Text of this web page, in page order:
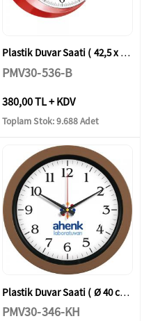
Plastik Duvar Saati ( 42,5 x 30,5 cm )
PMV30-536-B
380,00 TL + KDV
Toplam Stok: 9.688 Adet
Plastik Duvar Saati ( Ø 40 cm )
PMV30-346-KH